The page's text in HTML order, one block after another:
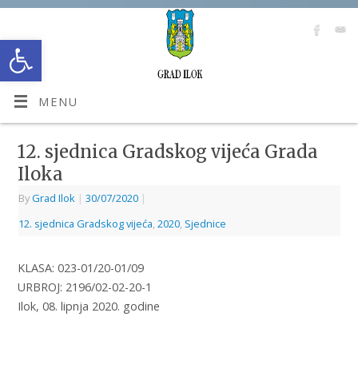
Open toolbar
MENU
12. sjednica Gradskog vijeća Grada
Iloka
ByGrad Ilok | 30/07/2020 |
12. sjednica Gradskog vijeća 2020, Sjednice
KLASA: 023-01/20-01/09
URBROJ: 2196/02-02-20-1
Ilok, 08. lipnja 2020. godine